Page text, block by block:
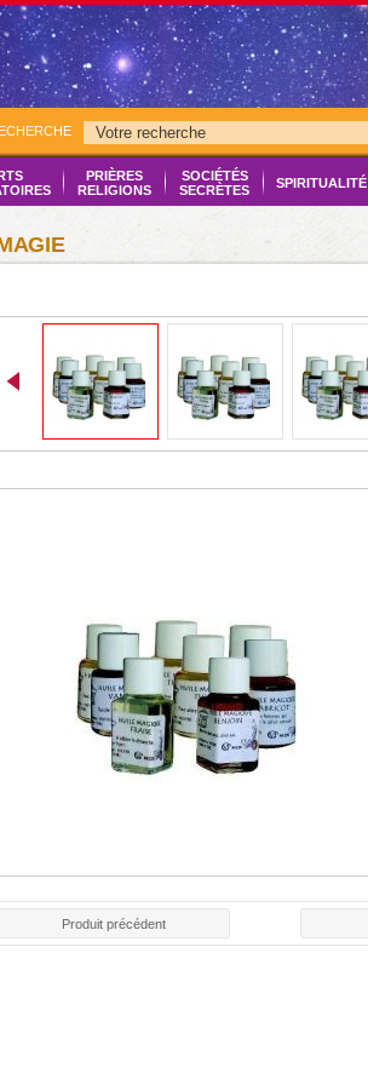
PRIÈRES
RELIGIONS
SOCIÉTÉS
SECRÈTES
SPIRITUALITÉ
Produit précédent